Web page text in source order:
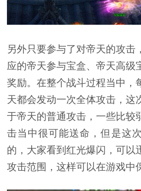
另外只要参与了对帝天的攻击
应的帝天参与宝盒、帝天高级
奖励。在整个战斗过程当中，
天都会发动一次全体攻击，这
于帝天的普通攻击，一些比较
击当中很可能送命，但是这
的，大家看到红光爆闪，可以
攻击范围，这样可以在游戏中